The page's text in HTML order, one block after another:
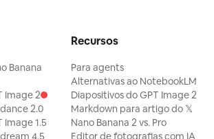
Banana
Image 2
2.0
Image 1.5
4.5
Recursos
Para agents
Alternativas ao NotebookLM
Diapositivos do GPT Image 2
Markdown para artigo do 𝕏
Nano Banana 2 vs. Pro
Editor de fotografias com IA